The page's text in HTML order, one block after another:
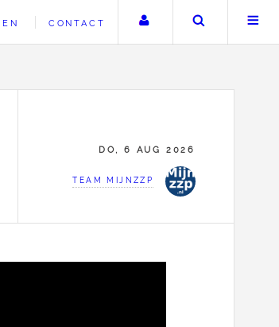
CONTACT Uw accountZoeken
DO, 6 AUG 2026
TEAM MIJNZZP